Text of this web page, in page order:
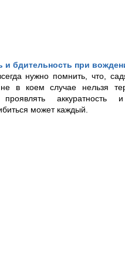
и бдительность при
нужно помнить, что,
в коем случае нельзя
аккуратность и
может каждый.